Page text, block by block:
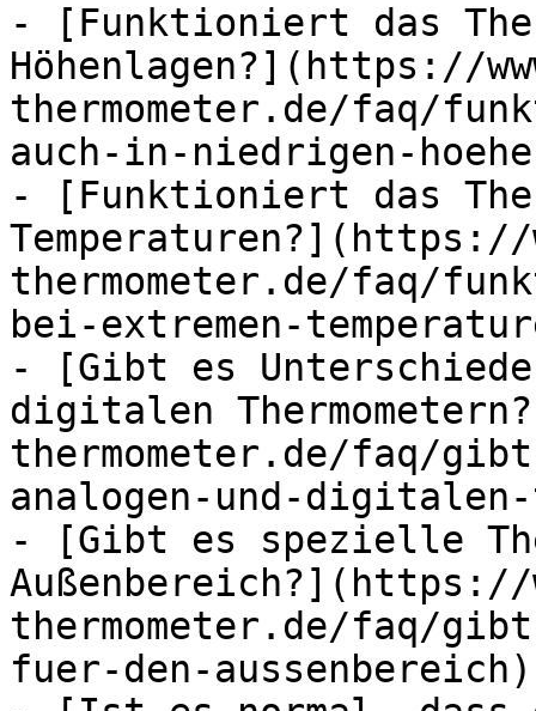
- [Funktioniert das
Höhenlagen?](https://
thermometer.de/faq/
auch-in-niedrigen-
- [Funktioniert das
Temperaturen?](https://
thermometer.de/faq/
bei-extremen-
- [Gibt es Unterschiede
digitalen
thermometer.de/faq/
analogen-und-digitalen-
- [Gibt es spezielle
Außenbereich?](https://
thermometer.de/faq/
fuer-den-aussenbereich)